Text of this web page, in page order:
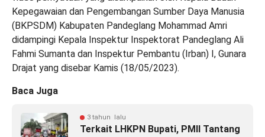
Kepegawaian dan Pengembangan Sumber Daya Manusia
(BKPSDM) Kabupaten Pandeglang Mohammad Amri
didampingi Kepala Inspektur Inspektorat Pandeglang Ali
Fahmi Sumanta dan Inspektur Pembantu (Irban) I, Gunara
Drajat yang disebar Kamis (18/05/2023).
Baca Juga
3 tahun lalu
Terkait LHKPN Bupati, PMII Tantang